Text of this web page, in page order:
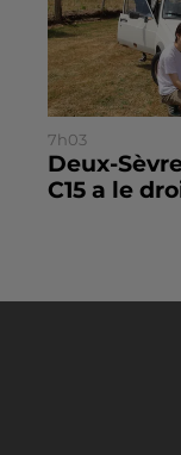
7h03
Deux-
C15 a le